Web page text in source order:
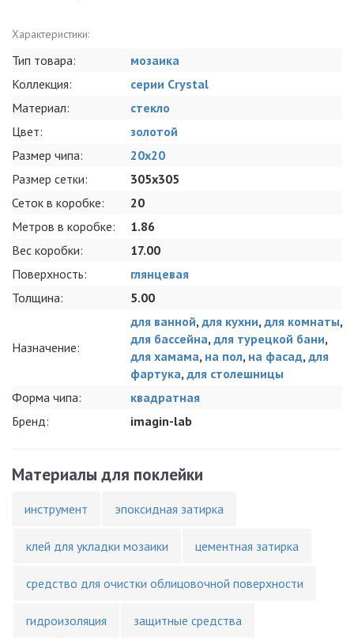
Характеристики:
Тип товара:
мозаика
Коллекция:
серии Crystal
Материал:
стекло
Цвет:
золотой
Размер чипа:
20x20
Размер сетки:
305x305
Сеток в коробке:
20
Метров в коробке:
1.86
Вес коробки:
17.00
Поверхность:
глянцевая
Толщина:
5.00
Назначение:
для ванной, для кухни, для комнаты,
для бассейна, для турецкой бани,
для хамама, на пол, на фасад, для
фартука, для столешницы
Форма чипа:
квадратная
Бренд:
imagin-lab
Материалы для поклейки
инструмент эпоксидная затирка
клей для укладки мозаики цементная затирка
средство для очистки облицовочной поверхности
гидроизоляция защитные средства